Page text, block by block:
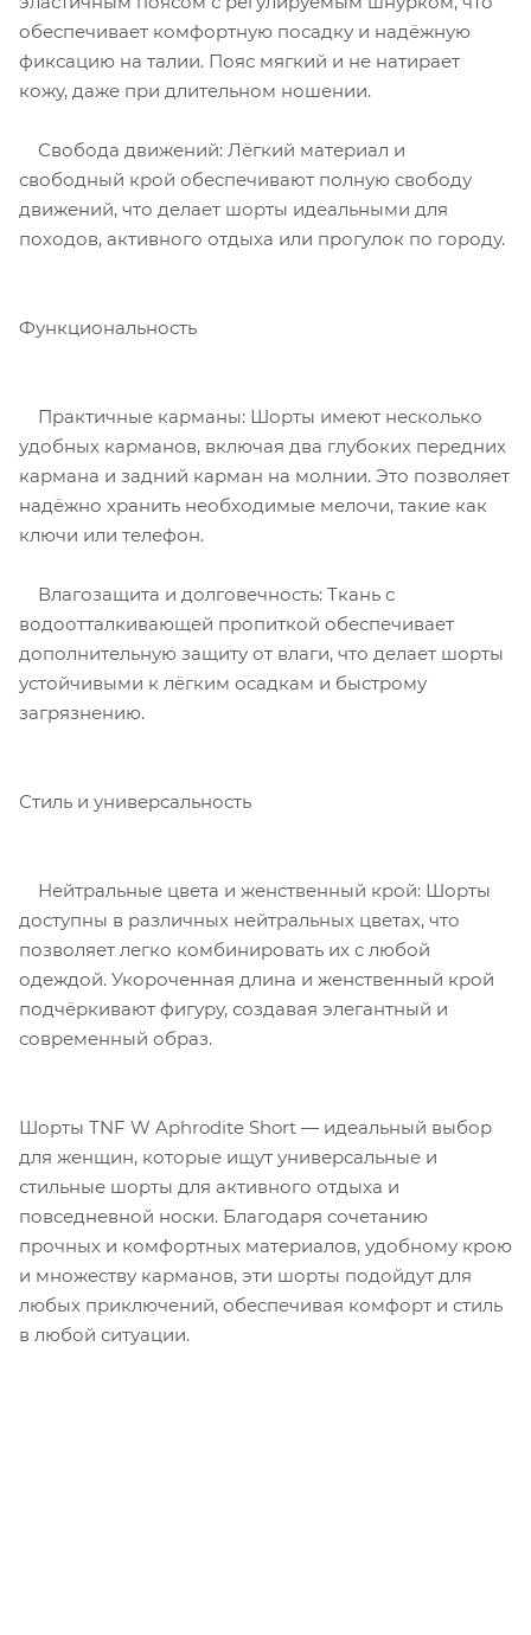
обеспечивает комфортную посадку и надёжную
фиксацию на талии. Пояс мягкий и не натирает
кожу, даже при длительном ношении.
Свобода движений: Лёгкий материал и
свободный крой обеспечивают полную свободу
движений, что делает шорты идеальными для
походов, активного отдыха или прогулок по городу.
Функциональность
Практичные карманы: Шорты имеют несколько
удобных карманов, включая два глубоких передних
кармана и задний карман на молнии. Это позволяет
надёжно хранить необходимые мелочи, такие как
ключи или телефон.
Влагозащита и долговечность: Ткань с
водоотталкивающей пропиткой обеспечивает
дополнительную защиту от влаги, что делает шорты
устойчивыми к лёгким осадкам и быстрому
загрязнению.
Стиль и универсальность
Нейтральные цвета и женственный крой: Шорты
доступны в различных нейтральных цветах, что
позволяет легко комбинировать их с любой
одеждой. Укороченная длина и женственный крой
подчёркивают фигуру, создавая элегантный и
современный образ.
Шорты TNF W Aphrodite Short — идеальный выбор
для женщин, которые ищут универсальные и
стильные шорты для активного отдыха и
повседневной носки. Благодаря сочетанию
прочных и комфортных материалов, удобному крою
и множеству карманов, эти шорты подойдут для
любых приключений, обеспечивая комфорт и стиль
в любой ситуации.